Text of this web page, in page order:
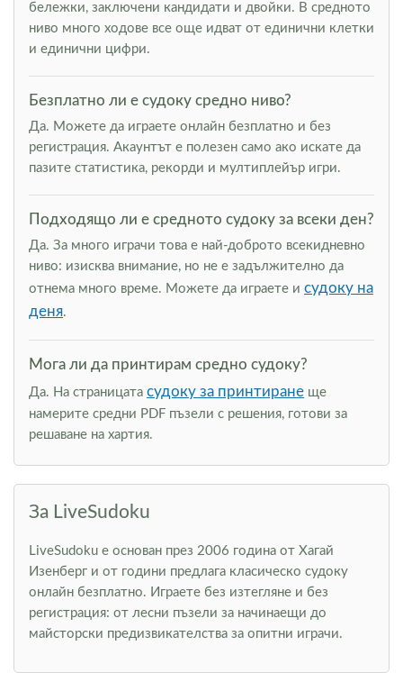
бележки, заключени кандидати и двойки. В средното
ниво много ходове все още идват от единични клетки
и единични цифри.
Безплатно ли е судоку средно ниво?
Да. Можете да играете онлайн безплатно и без
регистрация. Акаунтът е полезен само ако искате да
пазите статистика, рекорди и мултиплейър игри.
Подходящо ли е средното судоку за всеки ден?
Да. За много играчи това е най-доброто всекидневно
ниво: изисква внимание, но не е задължително да
отнема много време. Можете да играете и судоку на
деня.
Мога ли да принтирам средно судоку?
Да. На страницата судоку за принтиране ще
намерите средни PDF пъзели с решения, готови за
решаване на хартия.
За LiveSudoku
LiveSudoku е основан през 2006 година от Хагай
Изенберг и от години предлага класическо судоку
онлайн безплатно. Играете без изтегляне и без
регистрация: от лесни пъзели за начинаещи до
майсторски предизвикателства за опитни играчи.